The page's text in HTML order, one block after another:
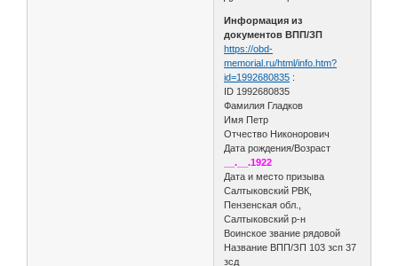
Информация из
документов ВПП/ЗП
https://obd-
memorial.ru/html/info.htm?
id=1992680835 :
ID 1992680835
Фамилия Гладков
Имя Петр
Отчество Никонорович
Дата рождения/Возраст
__.__.1922
Дата и место призыва
Салтыковский РВК,
Пензенская обл.,
Салтыковский р-н
Воинское звание рядовой
Название ВПП/ЗП 103 зсп 37
зсд